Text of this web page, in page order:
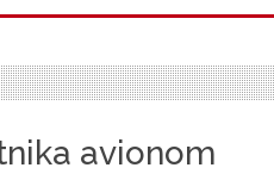
avionom